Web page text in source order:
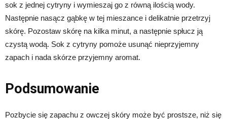
sok z jednej cytryny i wymieszaj go z równą ilością wody.
Następnie nasącz gąbkę w tej mieszance i delikatnie przetrzyj
skórę. Pozostaw skórę na kilka minut, a następnie spłucz ją
czystą wodą. Sok z cytryny pomoże usunąć nieprzyjemny
zapach i nada skórze przyjemny aromat.
Podsumowanie
Pozbycie się zapachu z owczej skóry może być prostsze, niż się